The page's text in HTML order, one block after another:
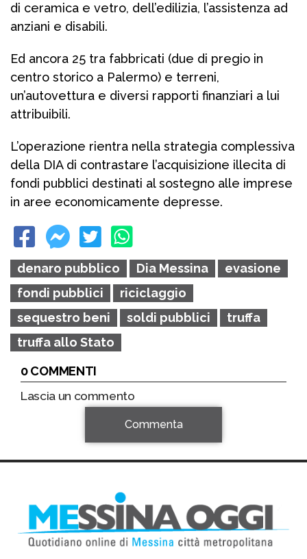
di ceramica e vetro, dell’edilizia, l’assistenza ad
anziani e disabili.
Ed ancora 25 tra fabbricati (due di pregio in
centro storico a Palermo) e terreni,
un’autovettura e diversi rapporti finanziari a lui
attribuibili.
L’operazione rientra nella strategia complessiva
della DIA di contrastare l’acquisizione illecita di
fondi pubblici destinati al sostegno alle imprese
in aree economicamente depresse.
denaro pubblico Dia Messina
evasione
fondi pubblici
riciclaggio
sequestro beni
soldi pubblici
truffa
truffa allo Stato
0 COMMENTI
Lascia un commento
Commenta